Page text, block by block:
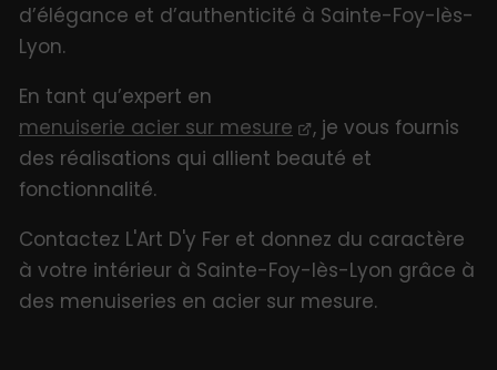
d’élégance et d’authenticité à Sainte-Foy-lès-
Lyon.
En tant qu’expert en
menuiserie acier sur mesure
, je vous fournis
des réalisations qui allient beauté et
fonctionnalité.
Contactez L'Art D'y Fer et donnez du caractère
à votre intérieur à Sainte-Foy-lès-Lyon grâce à
des menuiseries en acier sur mesure.